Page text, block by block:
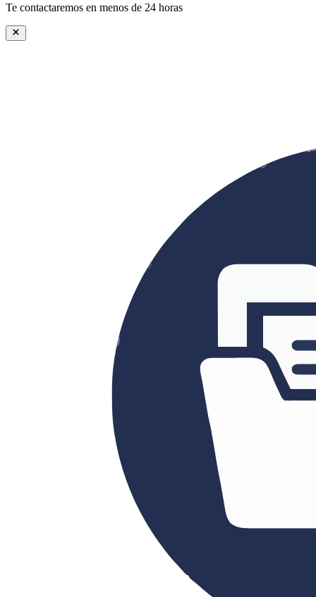
Te contactaremos en menos de 24 horas